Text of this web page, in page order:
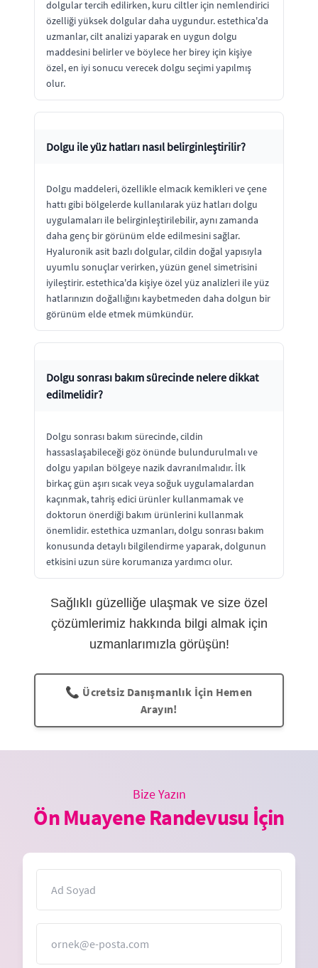
dolgular tercih edilirken, kuru ciltler için nemlendirici
özelliği yüksek dolgular daha uygundur. estethica'da
uzmanlar, cilt analizi yaparak en uygun dolgu
maddesini belirler ve böylece her birey için kişiye
özel, en iyi sonucu verecek dolgu seçimi yapılmış
olur.
Dolgu ile yüz hatları nasıl belirginleştirilir?
Dolgu maddeleri, özellikle elmacık kemikleri ve çene
hattı gibi bölgelerde kullanılarak yüz hatları dolgu
uygulamaları ile belirginleştirilebilir, aynı zamanda
daha genç bir görünüm elde edilmesini sağlar.
Hyaluronik asit bazlı dolgular, cildin doğal yapısıyla
uyumlu sonuçlar verirken, yüzün genel simetrisini
iyileştirir. estethica'da kişiye özel yüz analizleri ile yüz
hatlarınızın doğallığını kaybetmeden daha dolgun bir
görünüm elde etmek mümkündür.
Dolgu sonrası bakım sürecinde nelere dikkat
edilmelidir?
Dolgu sonrası bakım sürecinde, cildin
hassaslaşabileceği göz önünde bulundurulmalı ve
dolgu yapılan bölgeye nazik davranılmalıdır. İlk
birkaç gün aşırı sıcak veya soğuk uygulamalardan
kaçınmak, tahriş edici ürünler kullanmamak ve
doktorun önerdiği bakım ürünlerini kullanmak
önemlidir. estethica uzmanları, dolgu sonrası bakım
konusunda detaylı bilgilendirme yaparak, dolgunun
etkisini uzun süre korumanıza yardımcı olur.
Sağlıklı güzelliğe ulaşmak ve size özel
çözümlerimiz hakkında bilgi almak için
uzmanlarımızla görüşün!
📞 Ücretsiz Danışmanlık İçin Hemen
Arayın!
Bize Yazın
Ön Muayene Randevusu İçin